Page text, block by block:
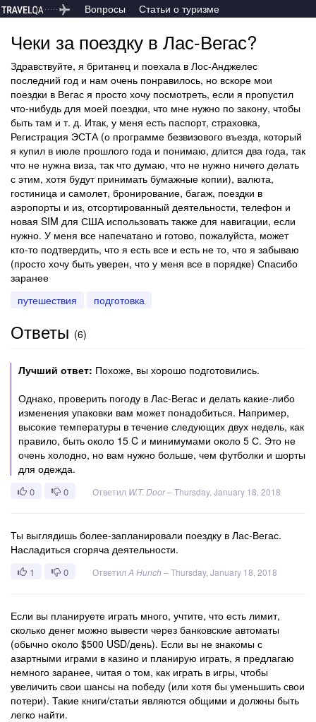
Вопросы Статьи о туризме
Чеки за поездку в Лас-Вегас?
Здравствуйте, я британец и поехала в Лос-Анджелес
последний год и нам очень понравилось, но вскоре мои
поездки в Вегас я просто хочу посмотреть, если я пропустил
что-нибудь для моей поездки, что мне нужно по закону, чтобы
быть там и т. д. Итак, у меня есть паспорт, страховка,
Регистрация ЭСТА (о программе безвизового въезда, который
я купил в июле прошлого года и понимаю, длится два года, так
что не нужна виза, так что думаю, что не нужно ничего делать
с этим, хотя будут принимать бумажные копии), валюта,
гостиница и самолет, бронирование, багаж, поездки в
аэропорты и из, отсортированный деятельности, телефон и
новая SIM для США использовать также для навигации, если
нужно. У меня все напечатано и готово, пожалуйста, может
кто-то подтвердить, что я есть все и есть не то, что я забываю
(просто хочу быть уверен, что у меня все в порядке) Спасибо
заранее
путешествия
подготовка
Ответы (6)
Лучший ответ: Похоже, вы хорошо подготовились.
Однако, проверить погоду в Лас-Вегас и делать какие-либо
изменения упаковки вам может понадобиться. Например,
высокие температуры в течение следующих двух недель, как
правило, быть около 15 C и минимумами около 5 С. Это не
очень холодно, но вам нужно больше, чем футболки и шорты
для одежда.
0 0 Ответил W.T. Door–Thursday, January 18, 2018
Ты выглядишь более-запланировали поездку в Лас-Вегас.
Насладиться сгоряча деятельности.
1 0 Ответил A Hunch –Thursday, January 18, 2018
Если вы планируете играть много, учтите, что есть лимит,
сколько денег можно вывести через банковские автоматы
(обычно около $500 USD/день). Если вы не знакомы с
азартными играми в казино и планирую играть, я предлагаю
немного заранее, читая о том, как играть в игры, чтобы
увеличить свои шансы на победу (или хотя бы уменьшить свои
потери). Такие книги/статьи являются общими и должны быть
легко найти.